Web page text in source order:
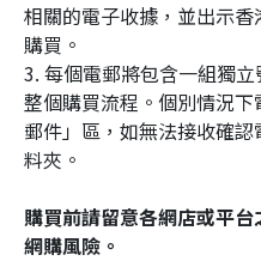
相關的電子收據，並出示
購買。
3. 每個電郵將包含一組獨
整個購買流程。個別情況
郵件」區，如無法接收確
料夾。
購買前請留意各網店或平
網購風險。